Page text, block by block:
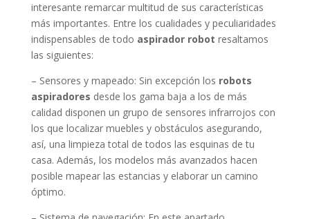
interesante remarcar multitud de sus características
más importantes. Entre los cualidades y peculiaridades
indispensables de todo aspirador robot resaltamos
las siguientes:
– Sensores y mapeado: Sin excepción los robots
aspiradores desde los gama baja a los de más
calidad disponen un grupo de sensores infrarrojos con
los que localizar muebles y obstáculos asegurando,
así, una limpieza total de todos las esquinas de tu
casa. Además, los modelos más avanzados hacen
posible mapear las estancias y elaborar un camino
óptimo.